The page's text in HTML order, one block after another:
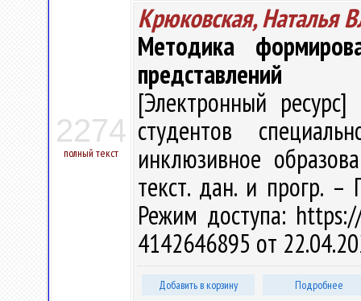
2274
полный текст
Крюковская, Наталья
Методика
представлений
[Электронный
студентов
инклюзивное
текст. дан. и прогр.
Режим доступа:
4142646895 от
Добавить в корзину Подробнее